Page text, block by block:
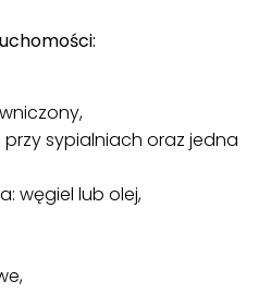
przy sypialniach oraz jedna
węgiel lub olej,